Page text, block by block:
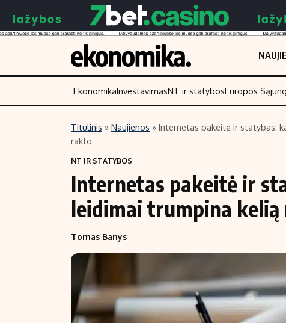
Turinys
Naujienos
Aplinka
Verslas
Politika
NT ir statybos
Įmonės
Žemės ūkis
EkonomikaInvestavimasNT ir statybosEuropos
Titulinis » Naujienos » Internetas pakeitė ir statybas:
rakto
NT IR STATYBOS
Internetas pakeitė ir
leidimai trumpina
Tomas Banys